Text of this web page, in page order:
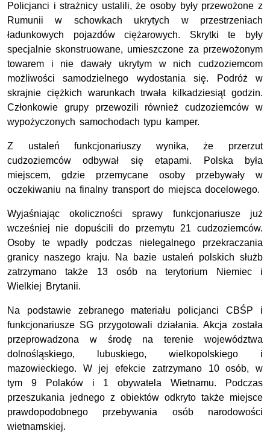
Policjanci i strażnicy ustalili, że osoby były przewożone z
Rumunii w schowkach ukrytych w przestrzeniach
ładunkowych pojazdów ciężarowych. Skrytki te były
specjalnie skonstruowane, umieszczone za przewożonym
towarem i nie dawały ukrytym w nich cudzoziemcom
możliwości samodzielnego wydostania się. Podróż w
skrajnie ciężkich warunkach trwała kilkadziesiąt godzin.
Członkowie grupy przewozili również cudzoziemców w
wypożyczonych samochodach typu kamper.
Z ustaleń funkcjonariuszy wynika, że przerzut
cudzoziemców odbywał się etapami. Polska była
miejscem, gdzie przemycane osoby przebywały w
oczekiwaniu na finalny transport do miejsca docelowego.
Wyjaśniając okoliczności sprawy funkcjonariusze już
wcześniej nie dopuścili do przemytu 21 cudzoziemców.
Osoby te wpadły podczas nielegalnego przekraczania
granicy naszego kraju. Na bazie ustaleń polskich służb
zatrzymano także 13 osób na terytorium Niemiec i
Wielkiej Brytanii.
Na podstawie zebranego materiału policjanci CBŚP i
funkcjonariusze SG przygotowali działania. Akcja została
przeprowadzona w środę na terenie województwa
dolnośląskiego, lubuskiego, wielkopolskiego i
mazowieckiego. W jej efekcie zatrzymano 10 osób, w
tym 9 Polaków i 1 obywatela Wietnamu. Podczas
przeszukania jednego z obiektów odkryto także miejsce
prawdopodobnego przebywania osób narodowości
wietnamskiej.